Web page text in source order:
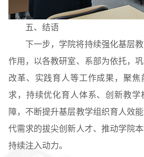
五、结语
下一步，学院将持续强化基层
作用，以各教研室、系部为依托，
改革、实践育人等工作成果，聚焦
求，持续优化育人体系、创新教学
障，不断提升基层教学组织育人效
代需求的拔尖创新人才、推动学院
持续注入动力。